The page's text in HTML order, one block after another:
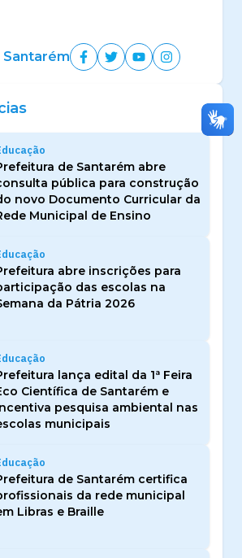
de Santarém abre
pública para construção
novo Documento Curricular da
Municipal de Ensino
abre inscrições para
das escolas na
da Pátria 2026
lança edital da 1ª Feira
Científica de Santarém e
pesquisa ambiental nas
municipais
de Santarém certifica
da rede municipal
Libras e Braille